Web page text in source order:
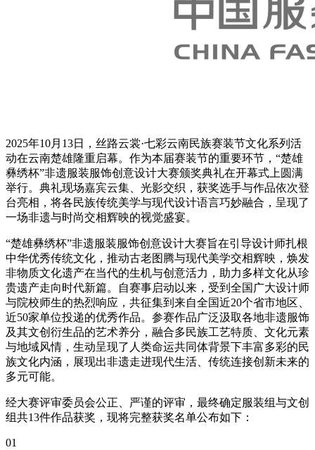
2025年10月13日，丝路云裳·七彩云南民族赛装节文化系列活
动在云南楚雄隆重启幕。作为本届赛装节的重要环节，“楚雄
彝绣杯”非遗服装服饰创意设计大赛颁奖典礼在开幕式上圆满
举行。典礼现场嘉宾云集、光影交织，获奖选手与作品依次登
台亮相，将各民族传统美学与现代设计语言巧妙融合，呈现了
一场非遗与时尚交相辉映的视觉盛宴。
“楚雄彝绣杯”非遗服装服饰创意设计大赛旨在引导设计师扎根
中华优秀传统文化，推动古老图腾与现代美学交相辉映，焕发
非物质文化遗产在当代的生机与创意活力，助力多样文化从珍
贵遗产走向时代新篇。自赛事启动以来，受到全国广大设计师
与院校师生的热烈响应，共征集到来自全国近20个省市地区、
近50家单位投递的优秀作品。参赛作品广泛汲取各地非遗服饰
及其文创衍生品的艺术养分，融合多民族工艺特质、文化元素
与地域风情，生动呈现了人类命运共同体背景下丰富多彩的民
族文化内涵，展现出非遗走进现代生活、传统连接创新未来的
多元可能。
经大赛评审委员会公正、严谨的评审，最终确定服装组与文创
组共13件作品获奖，现将完整获奖名单公布如下：
01